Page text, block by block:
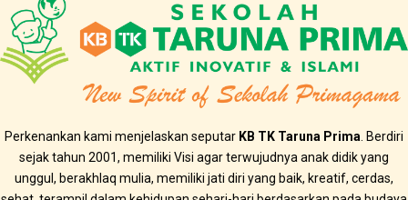
Perkenankan kami menjelaskan seputar KB TK Taruna Prima . Berdiri
sejak tahun 2001, memiliki Visi agar terwujudnya anak didik yang
unggul, berakhlaq mulia, memiliki jati diri yang baik, kreatif, cerdas,